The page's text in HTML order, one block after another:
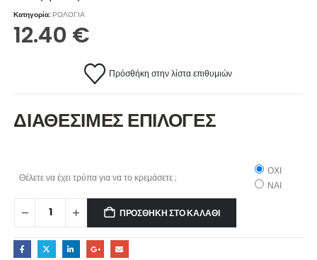
Κατηγορία:ΡΟΛΟΓΙΑ
12.40 €
Πρόσθήκη στην λίστα επιθυμιών
ΔΙΑΘΕΣΙΜΕΣ ΕΠΙΛΟΓΕΣ
Θέλετε να έχει τρύπα για να το κρεμάσετε ;
ΟΧΙ
ΝΑΙ
ΠΡΟΣΘΉΚΗ ΣΤΟ ΚΑΛΆΘΙ